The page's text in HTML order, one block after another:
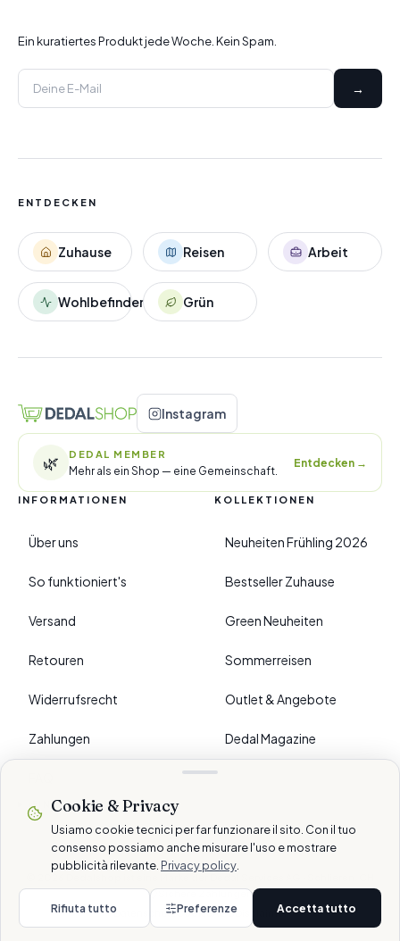
Ein kuratiertes Produkt jede Woche. Kein Spam.
→
ENTDECKEN
Zuhause Reisen Arbeit
Wohlbefinden Grün
Instagram
🌿 DEDAL MEMBER
Mehr als ein Shop — eine Gemeinschaft.
Entdecken →
INFORMATIONEN
Über uns
So funktioniert's
Versand
Retouren
Widerrufsrecht
Zahlungen
KOLLEKTIONEN
Neuheiten Frühling 2026
Bestseller Zuhause
Green Neuheiten
Sommerreisen
Outlet & Angebote
Dedal Magazine
›EINSTELLUNGEN
Sichere Zahlungen
DatenschutzCookieAGBDisclaimer
Cookie & Privacy
Usiamo cookie tecnici per far funzionare il sito. Con il tuo
consenso possiamo anche misurare l'uso e mostrare
pubblicità rilevante. Privacy policy
Rifiuta tutto Preferenze Accetta tutto